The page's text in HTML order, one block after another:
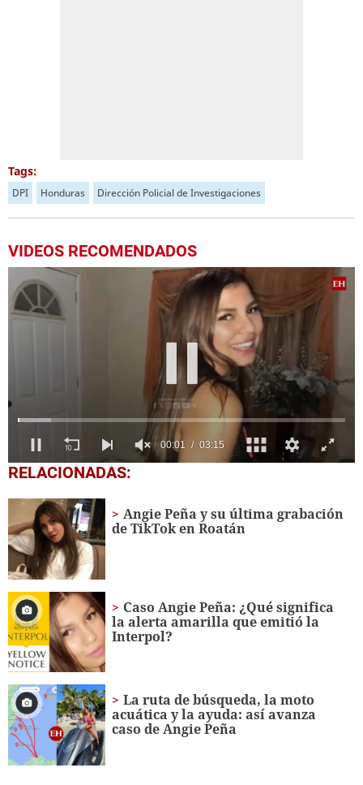
Tags:
DPI Honduras Dirección Policial de Investigaciones
VIDEOS RECOMENDADOS
0
seconds
minutes,
15
seconds
RELACIONADAS:
Angie Peña y su última grabación
de TikTok en Roatán
Caso Angie Peña: ¿Qué significa
la alerta amarilla que emitió la
Interpol?
La ruta de búsqueda, la moto
acuática y la ayuda: así avanza
caso de Angie Peña